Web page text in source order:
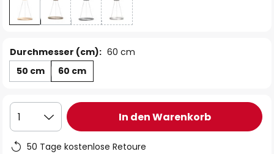
Durchmesser (cm): 60 cm
50 cm
60 cm
1 In den Warenkorb
50 Tage kostenlose Retoure